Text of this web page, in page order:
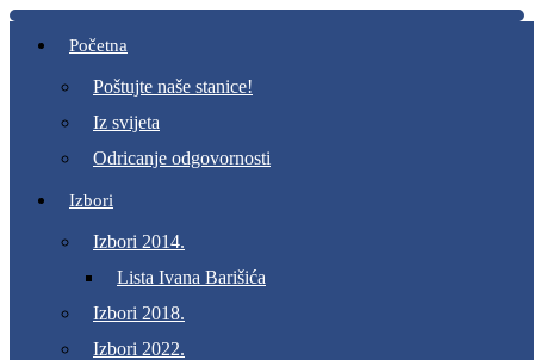
Početna
Poštujte naše stanice!
Iz svijeta
Odricanje odgovornosti
Izbori
Izbori 2014.
Lista Ivana Barišića
Izbori 2018.
Izbori 2022.